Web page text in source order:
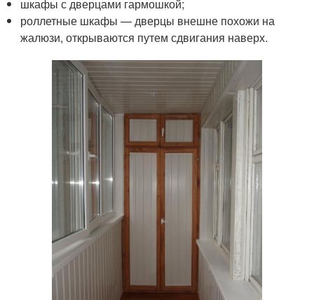
шкафы с дверцами гармошкой;
роллетные шкафы — дверцы внешне похожи на
жалюзи, открываются путем сдвигания наверх.